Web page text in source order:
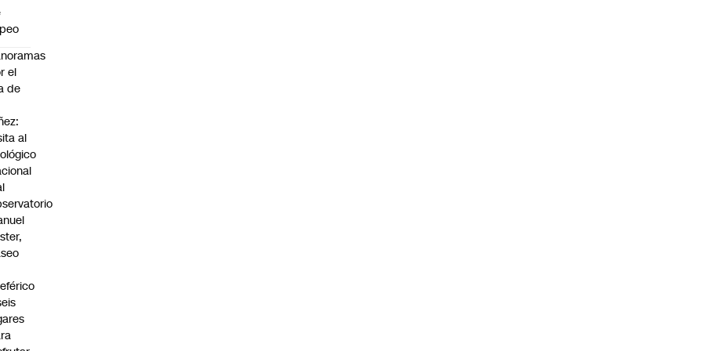
el
de
al